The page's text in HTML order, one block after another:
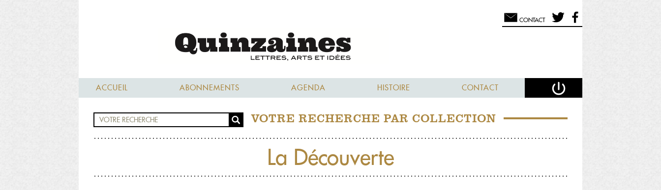
CONTACT
ACCUEIL ABONNEMENTS AGENDA HISTOIRE CONTACT
VOTRE RECHERCHE PAR COLLECTION
La Découverte